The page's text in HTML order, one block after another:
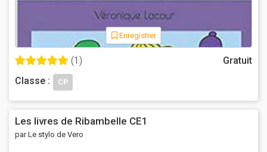
Enregistrer
(1)
Gratuit
Classe :
CP
Les livres de Ribambelle CE1
par Le stylo de Vero